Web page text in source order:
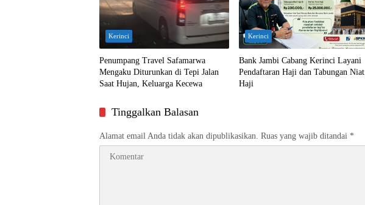
Kerinci
Penumpang Travel Safamarwa
Mengaku Diturunkan di Tepi Jalan
Saat Hujan, Keluarga Kecewa
Kerinci
Bank Jambi Cabang Kerinci Layani
Pendaftaran Haji dan Tabungan Niat
Haji
Tinggalkan Balasan
Alamat email Anda tidak akan dipublikasikan. Ruas yang wajib ditandai *